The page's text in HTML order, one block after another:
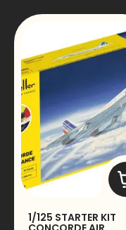
1/125 STARTER KIT